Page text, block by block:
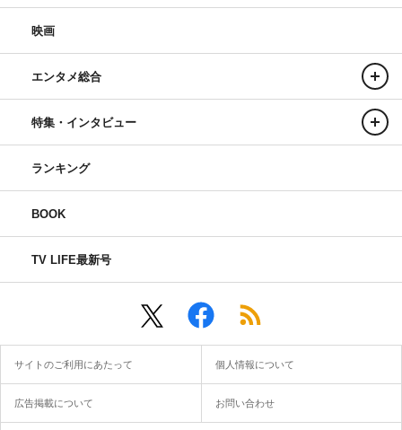
映画
エンタメ総合
特集・インタビュー
ランキング
BOOK
TV LIFE最新号
サイトのご利用にあたって 個人情報について
広告掲載について お問い合わせ